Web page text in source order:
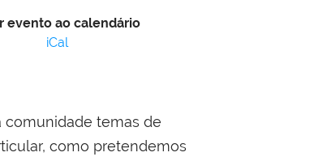
evento ao calendário
iCal
comunidade temas de
como pretendemos